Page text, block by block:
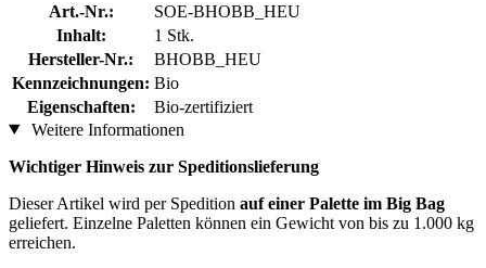
Art.-Nr.:
SOE-BHOBB_HEU
Inhalt:
1 Stk.
Hersteller-Nr.:
BHOBB_HEU
Kennzeichnungen: Bio
Eigenschaften:
Bio-zertifiziert
Weitere Informationen
Wichtiger Hinweis zur Speditionslieferung
Dieser Artikel wird per Spedition auf einer Palette im Big Bag
geliefert. Einzelne Paletten können ein Gewicht von bis zu 1.000 kg
erreichen.